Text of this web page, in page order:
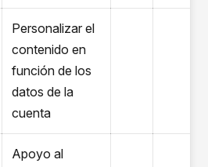
Personalizar el
contenido en
función de los
datos de la
cuenta
Apoyo al